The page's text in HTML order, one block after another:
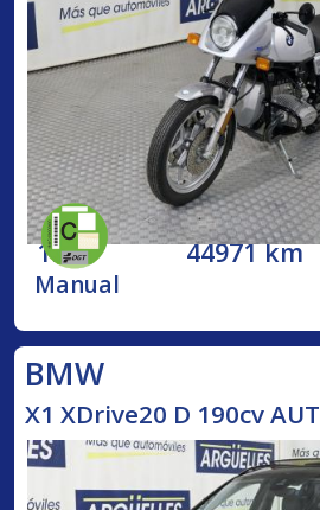
1984 44971 km
Manual
BMW
X1 XDrive20 D 190cv AUT